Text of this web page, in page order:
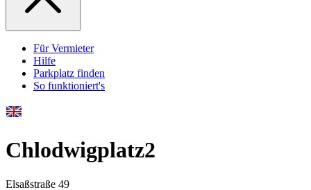
Für Vermieter
Hilfe
Parkplatz finden
So funktioniert's
Chlodwigplatz2
Elsaßstraße 49